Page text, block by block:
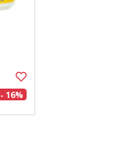
- 16%